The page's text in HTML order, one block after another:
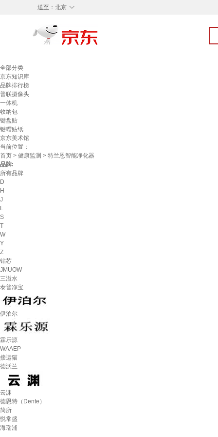
◇
送至： 北京
全部分类
京东知识库
品牌排行榜
普联摄像头
一体机
收纳包
键盘贴
键帽贴纸
京东美术馆
当前位置：
首页 > 健康监测 > 特兰恩智能净化器
品牌:
所有品牌
D
H
J
L
S
T
W
Y
Z
钻芯
JMUOW
三溢水
泰普净宝
伊泊尔
霖乐源
WAAEP
接运猫
德沃兰
云渊
德恩特（Dente）
简所
悦常盛
海瑞浦